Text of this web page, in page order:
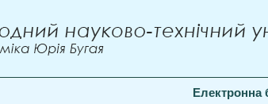
Електронна